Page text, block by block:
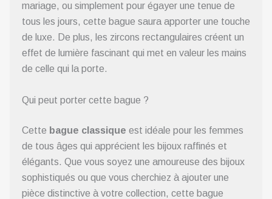
mariage, ou simplement pour égayer une tenue de
tous les jours, cette bague saura apporter une touche
de luxe. De plus, les zircons rectangulaires créent un
effet de lumière fascinant qui met en valeur les mains
de celle qui la porte.
Qui peut porter cette bague ?
Cette bague classique est idéale pour les femmes
de tous âges qui apprécient les bijoux raffinés et
élégants. Que vous soyez une amoureuse des bijoux
sophistiqués ou que vous cherchiez à ajouter une
pièce distinctive à votre collection, cette bague